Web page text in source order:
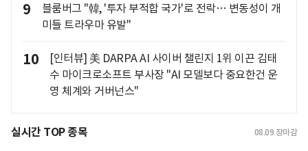
9
블룸버그 "韓, '투자 부적합 국가'로 전락… 변동성이 개
미들 트라우마 유발"
10
[인터뷰] 美 DARPA AI 사이버 챌린지 1위 이끈 김태
수 마이크로소프트 부사장 "AI 모델보다 중요한건 운
영 체계와 거버넌스"
실시간 TOP 종목 08.09 장마감